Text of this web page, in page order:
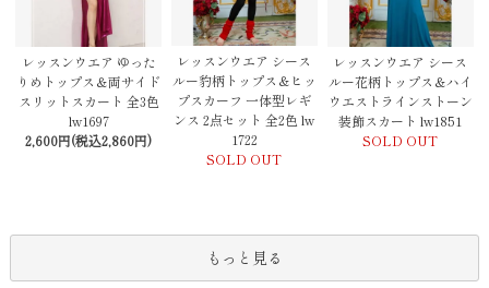
レッスンウエア ゆった
りめトップス＆両サイド
スリットスカート 全3色
lw1697
2,600円(税込2,860円)
レッスンウエア シース
ルー豹柄トップス＆ヒッ
プスカーフ 一体型レギ
ンス 2点セット 全2色 lw
1722
SOLD OUT
レッスンウエア シース
ルー花柄トップス＆ハイ
ウエストラインストーン
装飾スカート lw1851
SOLD OUT
もっと見る